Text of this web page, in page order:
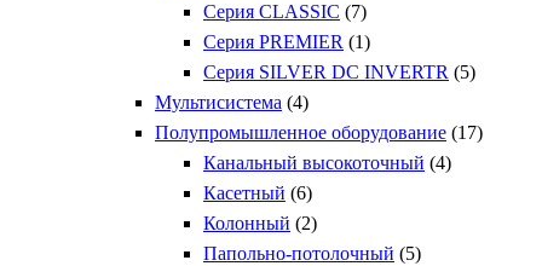
Серия CLASSIC (7)
Серия PREMIER (1)
Серия SILVER DC INVERTR (5)
Мультисистема (4)
Полупромышленное оборудование (17)
Канальный высокоточный (4)
Касетный (6)
Колонный (2)
Папольно-потолочный (5)